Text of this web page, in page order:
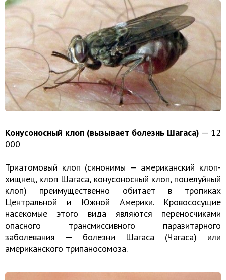
Конусоносный клоп (вызывает болезнь Шагаса) — 12
000
Триатомовый клоп (синонимы — американский клоп-
хищнец, клоп Шагаса, конусоносный клоп, поцелуйный
клоп) преимущественно обитает в тропиках
Центральной и Южной Америки. Кровососущие
насекомые этого вида являются переносчиками
опасного трансмиссивного паразитарного
заболевания — болезни Шагаса (Чагаса) или
американского трипаносомоза.